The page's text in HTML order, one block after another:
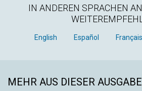
IN ANDEREN SPRACHEN
English Español Français
MEHR AUS DIESER